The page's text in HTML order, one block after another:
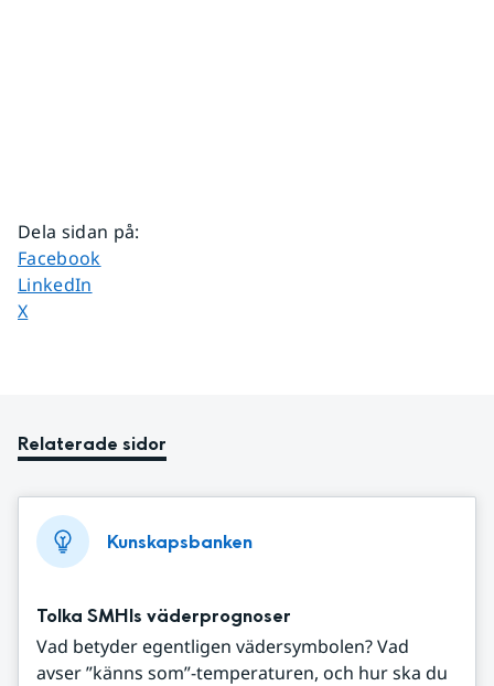
Dela sidan på:
Dela sidan på
Facebook
Dela sidan på
LinkedIn
Dela sidan på
X
Relaterade sidor
Kunskapsbanken
Tolka SMHIs väderprognoser
Vad betyder egentligen vädersymbolen? Vad
avser ”känns som”-temperaturen, och hur ska du